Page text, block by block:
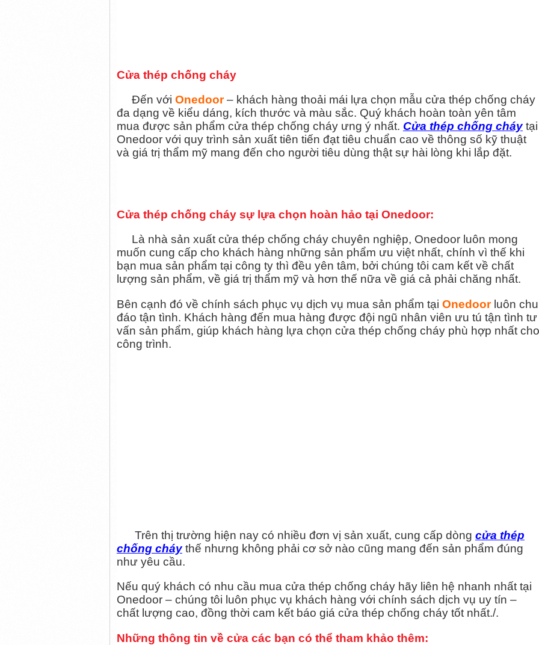
Cửa thép chống cháy
Đến với Onedoor– khách hàng thoải mái lựa chọn mẫu cửa thép chống cháy
đa dạng về kiểu dáng, kích thước và màu sắc. Quý khách hoàn toàn yên tâm
mua được sản phẩm cửa thép chống cháy ưng ý nhất. Cửa thép chống cháytại
Onedoor với quy trình sản xuất tiên tiến đạt tiêu chuẩn cao về thông số kỹ thuật
và giá trị thẩm mỹ mang đến cho người tiêu dùng thật sự hài lòng khi lắp đặt.
Cửa thép chống cháy sự lựa chọn hoàn hảo tại Onedoor:
Là nhà sản xuất cửa thép chống cháy chuyên nghiệp, Onedoor luôn mong
muốn cung cấp cho khách hàng những sản phẩm ưu việt nhất, chính vì thế khi
bạn mua sản phẩm tại công ty thì đều yên tâm, bởi chúng tôi cam kết về chất
lượng sản phẩm, về giá trị thẩm mỹ và hơn thế nữa về giá cả phải chăng nhất.
Bên cạnh đó về chính sách phục vụ dịch vụ mua sản phẩm tại Onedoorluôn chu
đáo tận tình. Khách hàng đến mua hàng được đội ngũ nhân viên ưu tú tận tình tư
vấn sản phẩm, giúp khách hàng lựa chọn cửa thép chống cháy phù hợp nhất cho
công trình.
Trên thị trường hiện nay có nhiều đơn vị sản xuất, cung cấp dòng cửa thép
chống cháythế nhưng không phải cơ sở nào cũng mang đến sản phẩm đúng
như yêu cầu.
Nếu quý khách có nhu cầu mua cửa thép chống cháy hãy liên hệ nhanh nhất tại
Onedoor – chúng tôi luôn phục vụ khách hàng với chính sách dịch vụ uy tín –
chất lượng cao, đồng thời cam kết báo giá cửa thép chống cháy tốt nhất./.
Những thông tin về cửa các bạn có thể tham khảo thêm: